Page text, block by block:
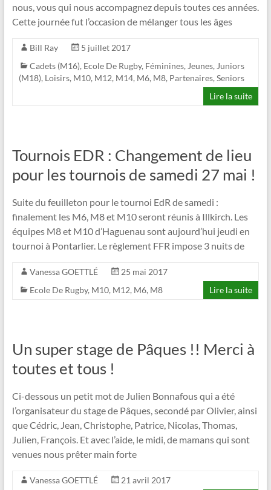
nous, vous qui nous accompagnez depuis toutes ces années.
Cette journée fut l’occasion de mélanger tous les âges
Bill Ray
5 juillet 2017
Cadets (M16), Ecole De Rugby, Féminines, Jeunes, Juniors
(M18), Loisirs, M10, M12, M14, M6, M8, Partenaires, Seniors
Lire la suite
Tournois EDR : Changement de lieu
pour les tournois de samedi 27 mai !
Suite du feuilleton pour le tournoi EdR de samedi :
finalement les M6, M8 et M10 seront réunis à Illkirch. Les
équipes M8 et M10 d’Haguenau sont aujourd’hui jeudi en
tournoi à Pontarlier. Le règlement FFR impose 3 nuits de
Vanessa GOETTLÉ
25 mai 2017
Ecole De Rugby, M10, M12, M6, M8 Lire la suite
Un super stage de Pâques !! Merci à
toutes et tous !
Ci-dessous un petit mot de Julien Bonnafous qui a été
l’organisateur du stage de Pâques, secondé par Olivier, ainsi
que Cédric, Jean, Christophe, Patrice, Nicolas, Thomas,
Julien, François. Et avec l’aide, le midi, de mamans qui sont
venues nous prêter main forte
Vanessa GOETTLÉ
21 avril 2017